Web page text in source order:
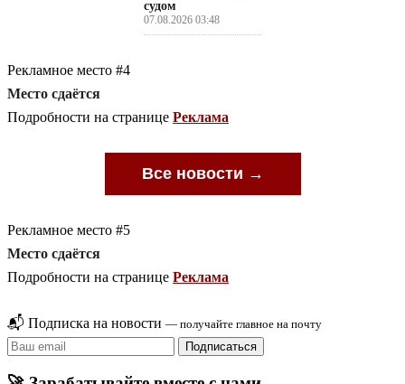
судом
07.08.2026 03:48
Рекламное место #4
Место сдаётся
Подробности на странице Реклама
Все новости →
Рекламное место #5
Место сдаётся
Подробности на странице Реклама
📬 Подписка на новости — получайте главное на почту
Подписаться